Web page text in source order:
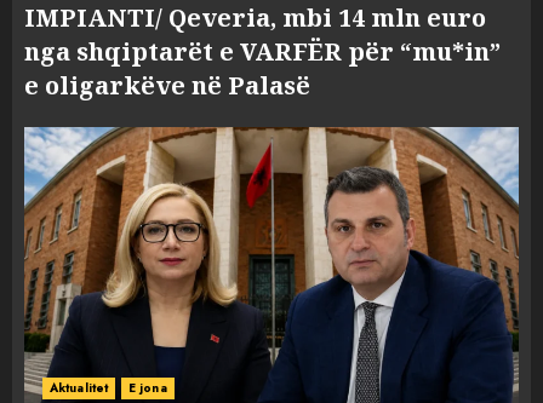
IMPIANTI/ Qeveria, mbi 14 mln euro
nga shqiptarët e VARFËR për “mu*in”
e oligarkëve në Palasë
Aktualitet E jona